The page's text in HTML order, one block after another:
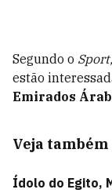
Segundo o
estão
Emirados
Veja também
Ídolo do Egito,